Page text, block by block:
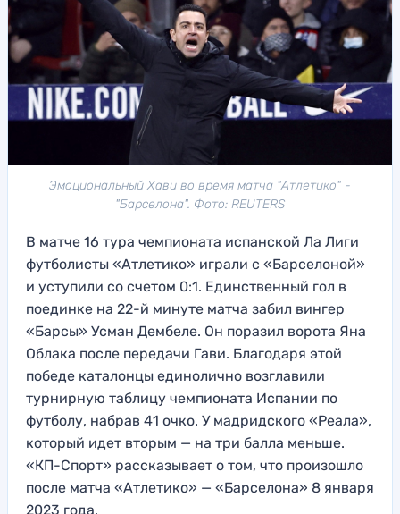
Эмоциональный Хави во время матча "Атлетико" -
"Барселона". Фото: REUTERS
В матче 16 тура чемпионата испанской Ла Лиги
футболисты «Атлетико» играли с «Барселоной»
и уступили со счетом 0:1. Единственный гол в
поединке на 22-й минуте матча забил вингер
«Барсы» Усман Дембеле. Он поразил ворота Яна
Облака после передачи Гави. Благодаря этой
победе каталонцы единолично возглавили
турнирную таблицу чемпионата Испании по
футболу, набрав 41 очко. У мадридского «Реала»,
который идет вторым — на три балла меньше.
«КП-Спорт» рассказывает о том, что произошло
после матча «Атлетико» — «Барселона» 8 января
2023 года.